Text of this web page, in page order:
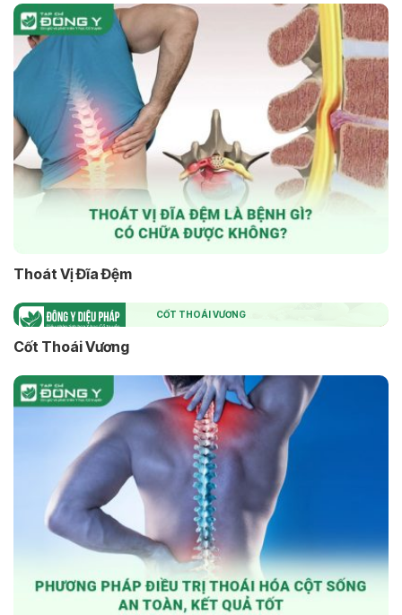
Thoát Vị Đĩa Đệm
CỐT THOÁI VƯƠNG
Cốt Thoái Vương